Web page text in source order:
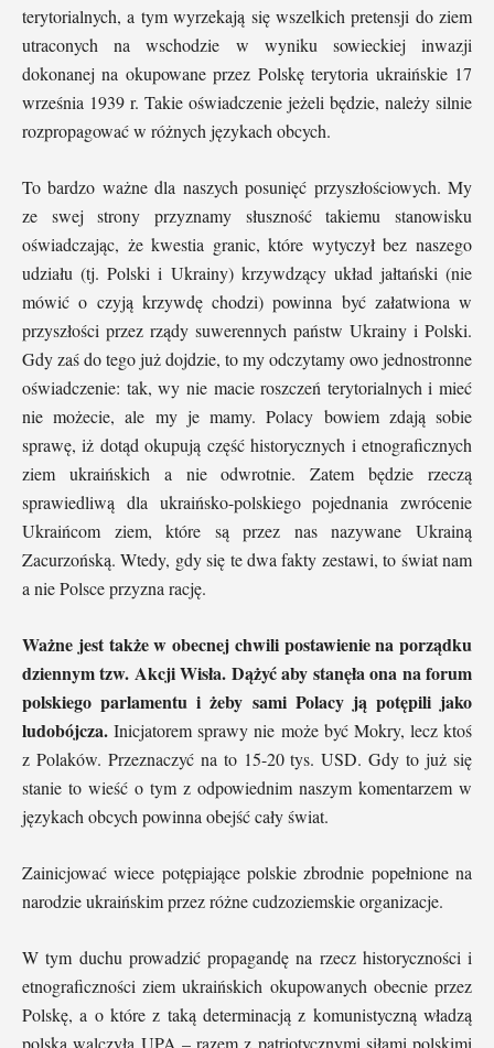
terytorialnych, a tym wyrzekają się wszelkich pretensji do ziem
utraconych na wschodzie w wyniku sowieckiej inwazji
dokonanej na okupowane przez Polskę terytoria ukraińskie 17
września 1939 r. Takie oświadczenie jeżeli będzie, należy silnie
rozpropagować w różnych językach obcych.
To bardzo ważne dla naszych posunięć przyszłościowych. My
ze swej strony przyznamy słuszność takiemu stanowisku
oświadczając, że kwestia granic, które wytyczył bez naszego
udziału (tj. Polski i Ukrainy) krzywdzący układ jałtański (nie
mówić o czyją krzywdę chodzi) powinna być załatwiona w
przyszłości przez rządy suwerennych państw Ukrainy i Polski.
Gdy zaś do tego już dojdzie, to my odczytamy owo jednostronne
oświadczenie: tak, wy nie macie roszczeń terytorialnych i mieć
nie możecie, ale my je mamy. Polacy bowiem zdają sobie
sprawę, iż dotąd okupują część historycznych i etnograficznych
ziem ukraińskich a nie odwrotnie. Zatem będzie rzeczą
sprawiedliwą dla ukraińsko-polskiego pojednania zwrócenie
Ukraińcom ziem, które są przez nas nazywane Ukrainą
Zacurzońską. Wtedy, gdy się te dwa fakty zestawi, to świat nam
a nie Polsce przyzna rację.
Ważne jest także w obecnej chwili postawienie na porządku
dziennym tzw. Akcji Wisła. Dążyć aby stanęła ona na forum
polskiego parlamentu i żeby sami Polacy ją potępili jako
ludobójcza.Inicjatorem sprawy nie może być Mokry, lecz ktoś
z Polaków. Przeznaczyć na to 15-20 tys. USD. Gdy to już się
stanie to wieść o tym z odpowiednim naszym komentarzem w
językach obcych powinna obejść cały świat.
Zainicjować wiece potępiające polskie zbrodnie popełnione na
narodzie ukraińskim przez różne cudzoziemskie organizacje.
W tym duchu prowadzić propagandę na rzecz historyczności i
etnograficzności ziem ukraińskich okupowanych obecnie przez
Polskę, a o które z taką determinacją z komunistyczną władzą
polską walczyła UPA – razem z patriotycznymi siłami polskimi